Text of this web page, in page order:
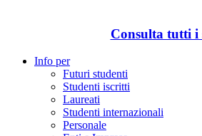
Consulta tutti i
Info per
Futuri studenti
Studenti iscritti
Laureati
Studenti internazionali
Personale